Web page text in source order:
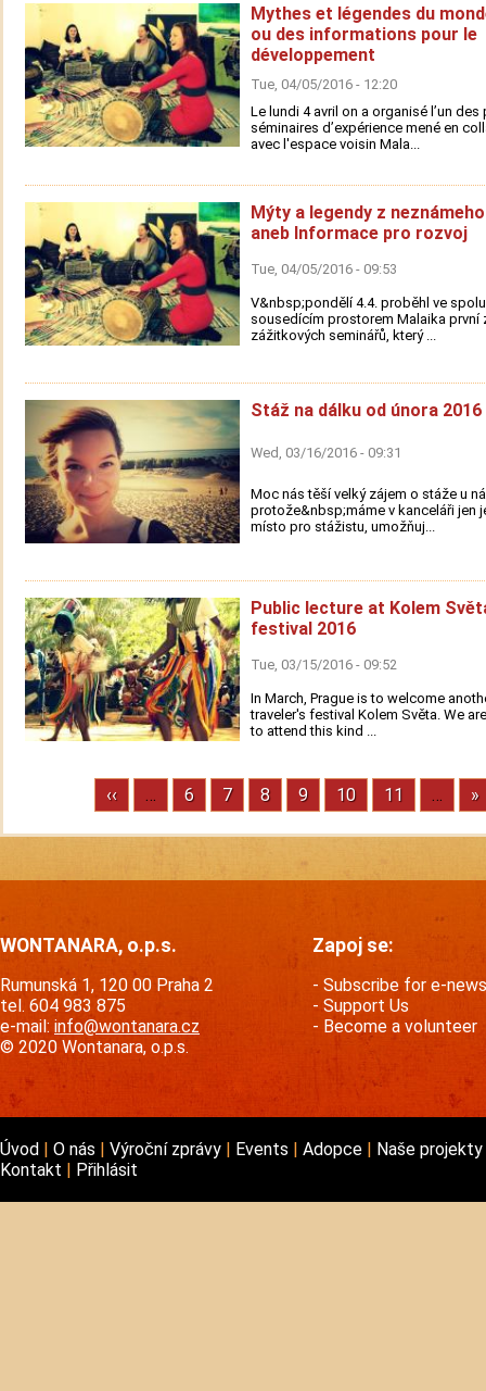
Mythes et légendes du
ou des informations pour le
développement
Tue, 04/05/2016 - 12:20
Le lundi 4 avril on a organisé l’un des
séminaires d’expérience mené en
avec l'espace voisin Mala...
Mýty a legendy z
aneb Informace pro rozvoj
Tue, 04/05/2016 - 09:53
V&nbsp;pondělí 4.4. proběhl ve
sousedícím prostorem Malaika první
zážitkových seminářů, který ...
Stáž na dálku od února 2016
Wed, 03/16/2016 - 09:31
Moc nás těší velký zájem o stáže u
protože&nbsp;máme v kanceláři jen
místo pro stážistu, umožňuj...
Public lecture at Kolem
festival 2016
Tue, 03/15/2016 - 09:52
In March, Prague is to welcome
traveler's festival Kolem Světa. We
to attend this kind ...
Pagination
Previous
page
‹‹ … Page
6 Page
7 Page
8 Page
9 Page
10 Page
11 … »
WONTANARA, o.p.s.
Rumunská 1, 120 00 Praha 2
tel. 604 983 875
e-mail: info@wontanara.cz
© 2020 Wontanara, o.p.s.
Zapoj se:
Subscribe for e-news
Support Us
Become a volunteer
Úvod O nás Výroční zprávy Events Adopce
Naše projekty
Kontakt
Přihlásit